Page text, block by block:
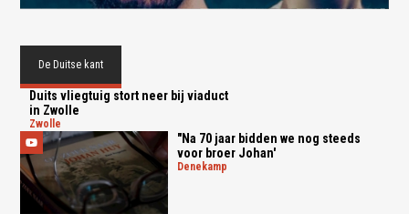
De Duitse kant
Duits vliegtuig stort neer bij viaduct
in Zwolle
zwolle
"Na 70 jaar bidden we nog steeds
voor broer Johan'
denekamp